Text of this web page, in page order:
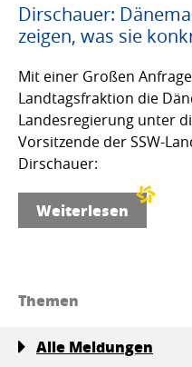
Dirschauer:
zeigen, was sie
Mit einer Großen
Landtagsfraktion die
Landesregierung unter
Vorsitzende der SSW-
Dirschauer:
Weiterlesen
Themen
Alle Meldungen